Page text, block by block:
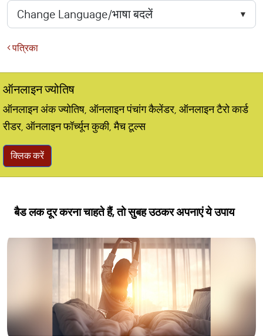
पत्रिका
ऑनलाइन ज्योतिष
ऑनलाइन अंक ज्योतिष, ऑनलाइन पंचांग कैलेंडर, ऑनलाइन टैरो कार्ड
रीडर, ऑनलाइन फॉर्च्यून कुकी, मैच टूल्स
क्लिक करें
बैड लक दूर करना चाहते हैं, तो सुबह उठकर अपनाएं ये उपाय